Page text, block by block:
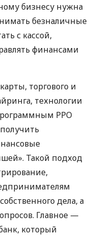
бизнесу нужна
безналичные
с кассой,
финансами
торгового и
технологии
РРО
Такой подход
дела, а
Главное —
который